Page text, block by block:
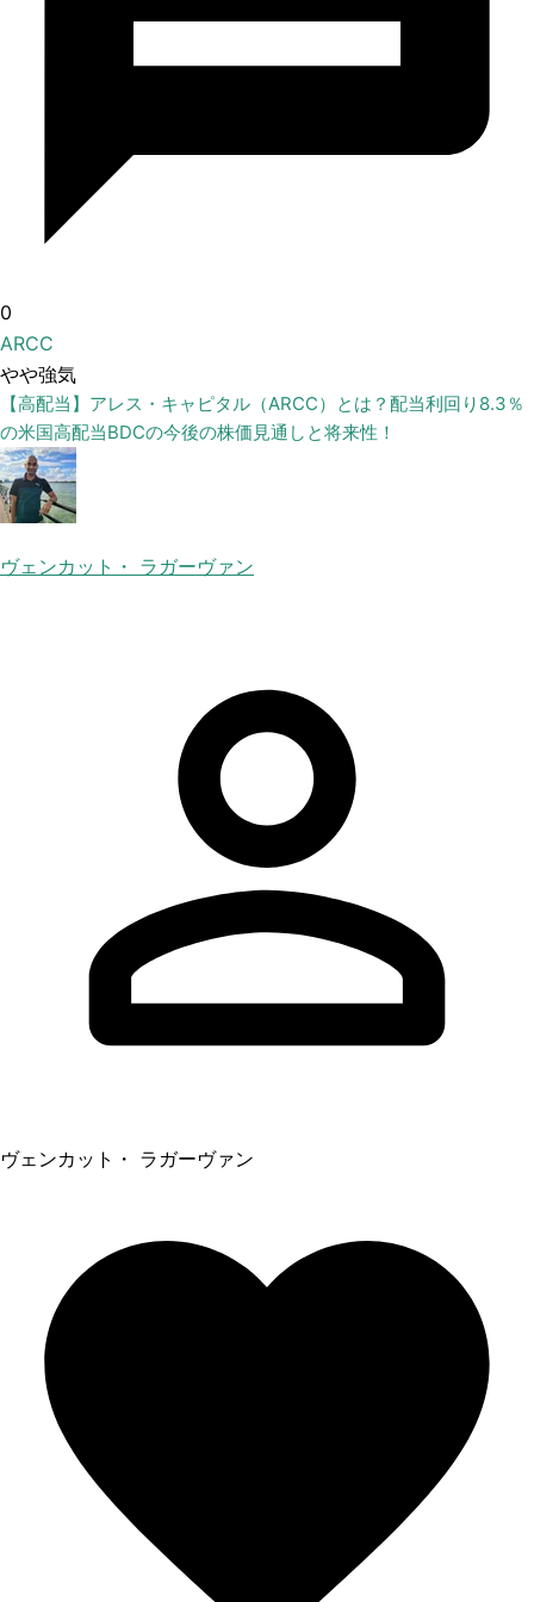
0
ARCC
やや強気
【高配当】アレス・キャピタル（ARCC）とは？配当利回り8.3％
の米国高配当BDCの今後の株価見通しと将来性！
ヴェンカット・ ラガーヴァン
ヴェンカット・ ラガーヴァン